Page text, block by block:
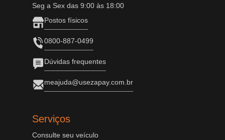
Seg a Sex das 9:00 às 18:00
Postos físicos
0800-887-0499
Dúvidas frequentes
meajuda@usezapay.com.br
Serviços
Consulte seu veículo